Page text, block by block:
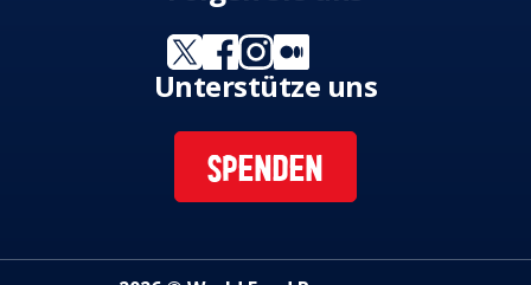
Unterstütze uns
SPENDEN